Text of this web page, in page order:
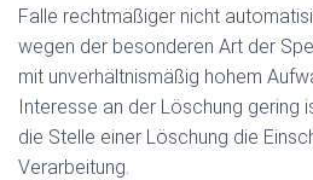
Falle rechtmäßiger nicht
wegen der besonderen Art der
mit unverhältnismäßig hohem
Interesse an der Löschung gering
die Stelle einer Löschung die
Verarbeitung.